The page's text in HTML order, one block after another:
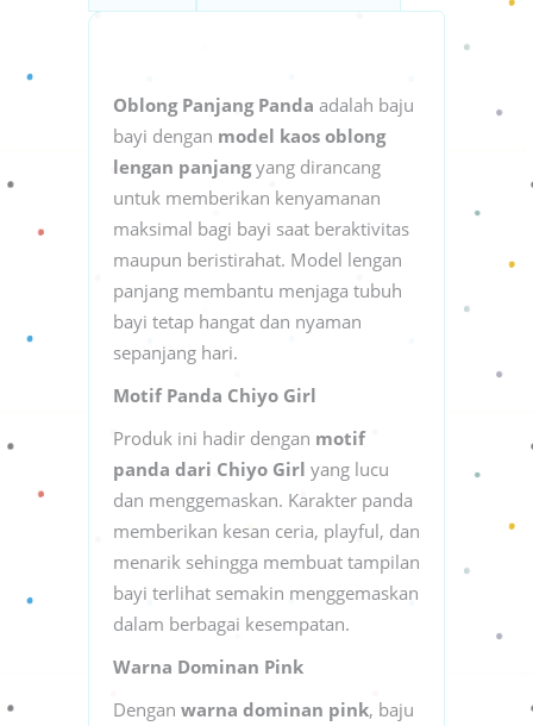
Oblong Panjang Panda adalah baju
bayi dengan model kaos oblong
lengan panjangyang dirancang
untuk memberikan kenyamanan
maksimal bagi bayi saat beraktivitas
maupun beristirahat. Model lengan
panjang membantu menjaga tubuh
bayi tetap hangat dan nyaman
sepanjang hari.
Motif Panda Chiyo Girl
Produk ini hadir dengan motif
panda dari Chiyo Girl yang lucu
dan menggemaskan. Karakter panda
memberikan kesan ceria, playful, dan
menarik sehingga membuat tampilan
bayi terlihat semakin menggemaskan
dalam berbagai kesempatan.
Warna Dominan Pink
Dengan warna dominan pink, baju